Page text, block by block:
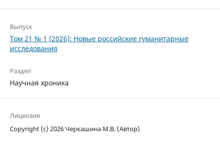
Выпуск
Том 21 № 1 (2026): Новые российские гуманитарные
исследования
Раздел
Научная хроника
Лицензия
Copyright (c) 2026 Черкашина М.В. (Автор)